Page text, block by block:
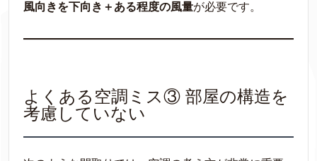
風向きを下向き＋ある程度の風量が必要です。
よくある空調ミス③ 部屋の構造を
考慮していない